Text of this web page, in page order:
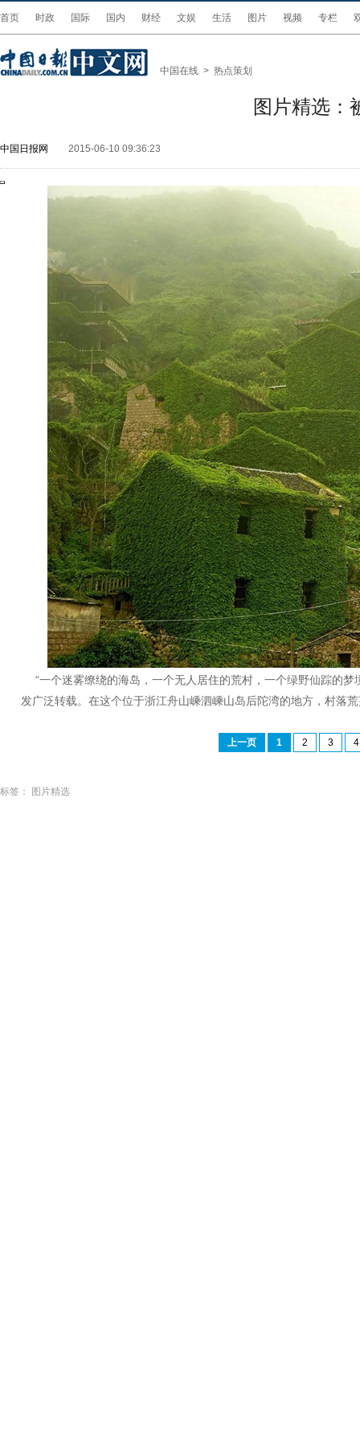
首页 时政 国际 国内 财经 文娱 生活 图片 视频 专栏
中国在线 > 热点策划
图片精选：
中国日报网 2015-06-10 09:36:23
“一个迷雾缭绕的海岛，一个无人居住的荒村，一个绿野仙踪的梦
发广泛转载。在这个位于浙江舟山嵊泗嵊山岛后陀湾的地方，村落
上一页 1 2 3 4
标签： 图片精选